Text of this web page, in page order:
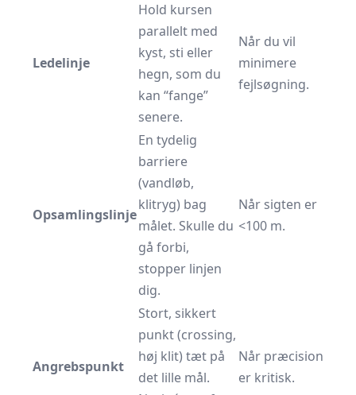
Ledelinje
Hold kursen
parallelt med
kyst, sti eller
hegn, som du
kan “fange”
senere.
Når du vil
minimere
fejlsøgning.
Opsamlingslinje
En tydelig
barriere
(vandløb,
klitryg) bag
målet. Skulle du
gå forbi,
stopper linjen
dig.
Når sigten er
<100 m.
Angrebspunkt
Stort, sikkert
punkt (crossing,
høj klit) tæt på
det lille mål.
Når præcision
er kritisk.